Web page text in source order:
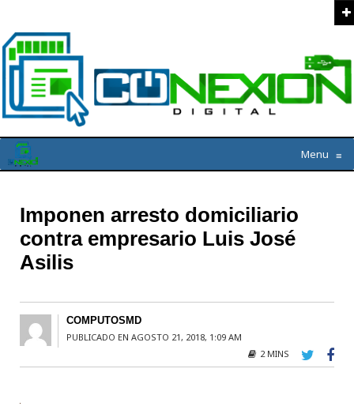
Menu ≡
Imponen arresto domiciliario
contra empresario Luis José
Asilis
COMPUTOSMD
PUBLICADO EN AGOSTO 21, 2018, 1:09 AM
2 MINS